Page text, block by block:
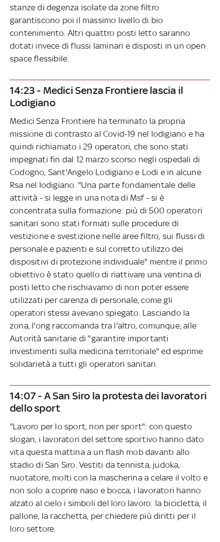
stanze di degenza isolate da zone filtro
garantiscono poi il massimo livello di bio
contenimento. Altri quattro posti letto saranno
dotati invece di flussi laminari e disposti in un open
space flessibile.
14:23 - Medici Senza Frontiere lascia il
Lodigiano
Medici Senza Frontiere ha terminato la propria
missione di contrasto al Covid-19 nel lodigiano e ha
quindi richiamato i 29 operatori, che sono stati
impegnati fin dal 12 marzo scorso negli ospedali di
Codogno, Sant'Angelo Lodigiano e Lodi e in alcune
Rsa nel lodigiano. "Una parte fondamentale delle
attività - si legge in una nota di Msf - si è
concentrata sulla formazione: più di 500 operatori
sanitari sono stati formati sulle procedure di
vestizione e svestizione nelle aree filtro, sui flussi di
personale e pazienti e sul corretto utilizzo dei
dispositivi di protezione individuale" mentre il primo
obiettivo è stato quello di riattivare una ventina di
posti letto che rischiavamo di non poter essere
utilizzati per carenza di personale, come gli
operatori stessi avevano spiegato. Lasciando la
zona, l'ong raccomanda tra l'altro, comunque, alle
Autorità sanitarie di "garantire importanti
investimenti sulla medicina territoriale" ed esprime
solidarietà a tutti gli operatori sanitari.
14:07 - A San Siro la protesta dei lavoratori
dello sport
"Lavoro per lo sport, non per sport": con questo
slogan, i lavoratori del settore sportivo hanno dato
vita questa mattina a un flash mob davanti allo
stadio di San Siro. Vestiti da tennista, judoka,
nuotatore, molti con la mascherina a celare il volto e
non solo a coprire naso e bocca, i lavoratori hanno
alzato al cielo i simboli del loro lavoro: la bicicletta, il
pallone, la racchetta, per chiedere più diritti per il
loro settore.